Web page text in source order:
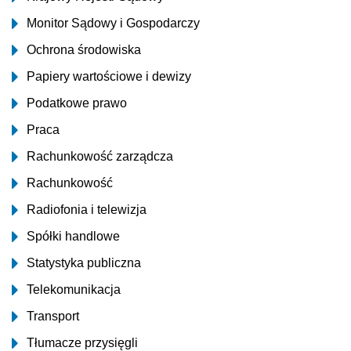
Monitor Sądowy i Gospodarczy
Ochrona środowiska
Papiery wartościowe i dewizy
Podatkowe prawo
Praca
Rachunkowość zarządcza
Rachunkowość
Radiofonia i telewizja
Spółki handlowe
Statystyka publiczna
Telekomunikacja
Transport
Tłumacze przysięgli